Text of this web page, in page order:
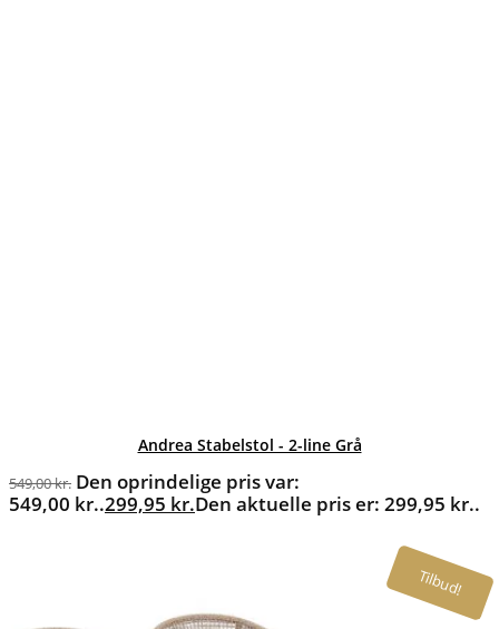
Andrea Stabelstol - 2-line Grå
549,00kr. Den oprindelige pris var:
549,00 kr..299,95 kr.Den aktuelle pris er: 299,95 kr..
Tilbud!